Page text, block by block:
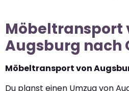
Möbeltransport
Augsburg nach
Möbeltransport von
Du planst einen Umzug von